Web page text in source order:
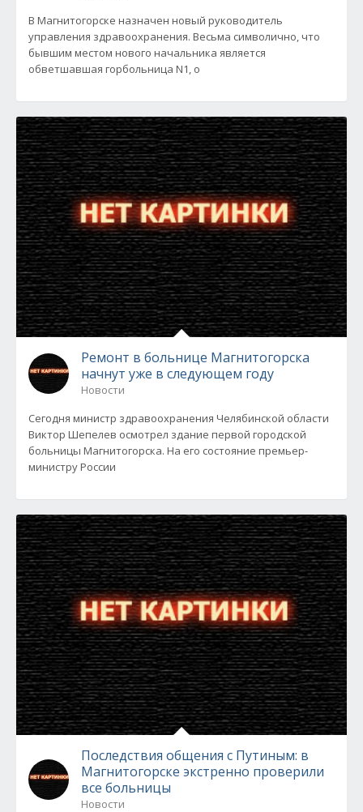
В Магнитогорске назначен новый руководитель
управления здравоохранения. Весьма символично, что
бывшим местом нового начальника является
обветшавшая горбольница N1, о
Ремонт в больнице Магнитогорска
начнут уже в следующем году
Новости
Сегодня министр здравоохранения Челябинской области
Виктор Шепелев осмотрел здание первой городской
больницы Магнитогорска. На его состояние премьер-
министру России
Последствия общения с Путиным: в
Магнитогорске экстренно проверили
все больницы
Новости